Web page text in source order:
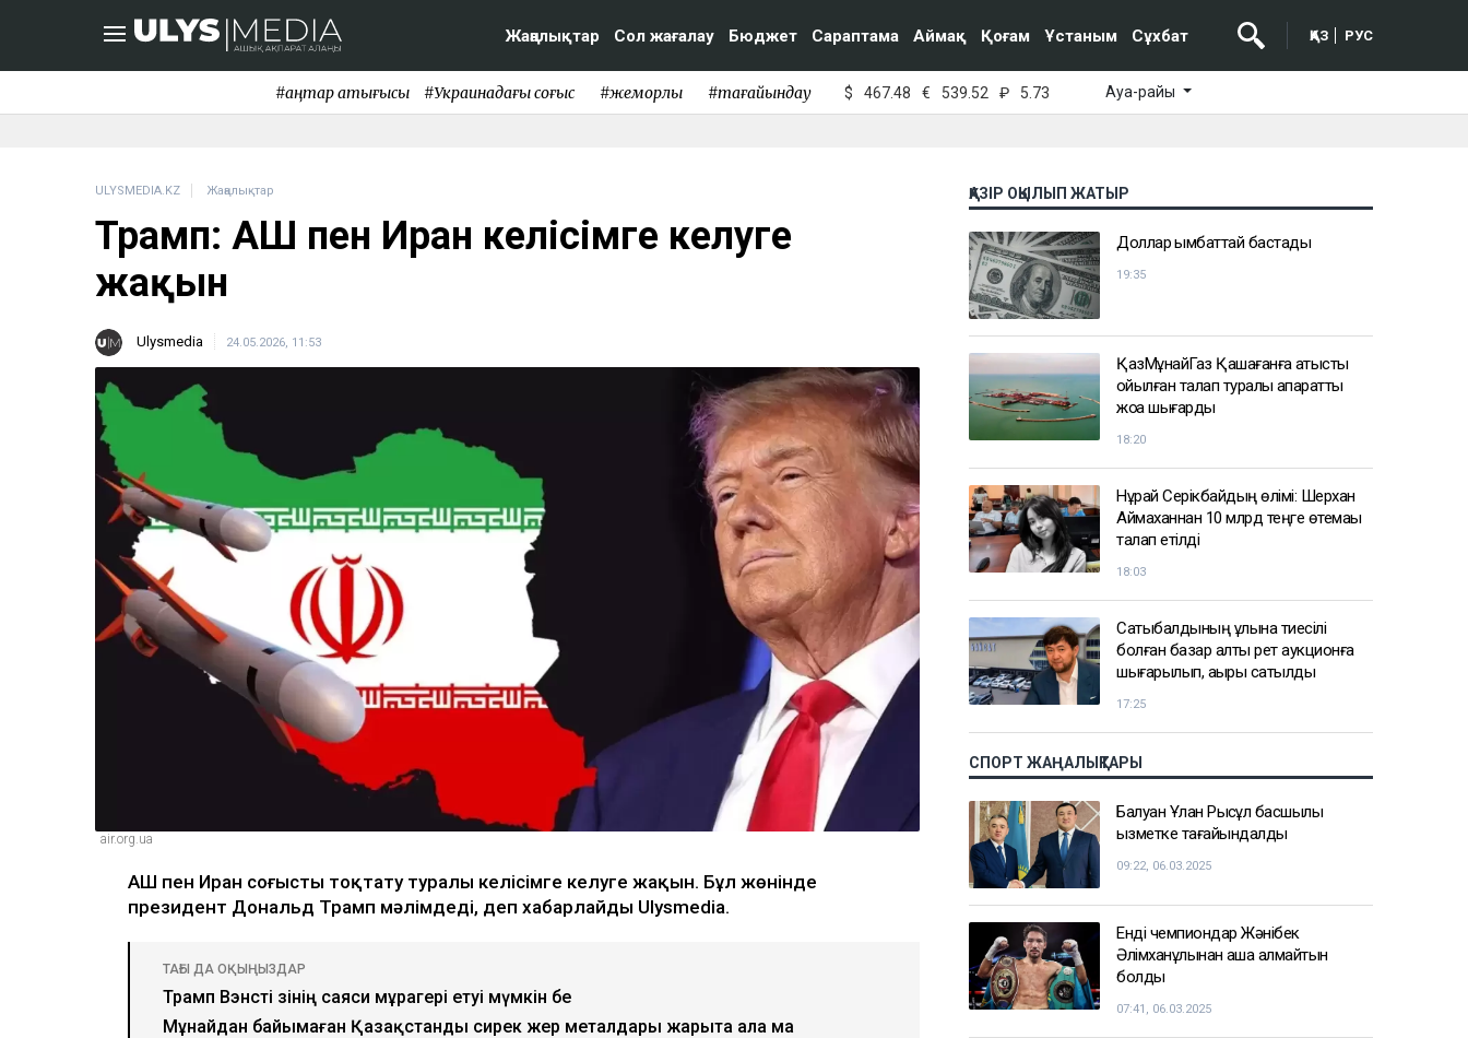
Жаңалықтар Сол жағалау Бюджет Сараптама Аймақ Қоғам Ұстаным Сұхбат ҚАЗ РУС
#қаңтар қақтығысы #Украинадағы соғыс #жемқорлық #тағайындау $ 467.48 € 539.52 ₽ 5.73 Ауа-райы
ULYSMEDIA.KZ Жаңалықтар
Трамп: АҚШ пен Иран келісімге келуге
жақын
Ulysmedia 24.05.2026, 11:53
air.org.ua
АҚШ пен Иран соғысты тоқтату туралы келісімге келуге жақын. Бұл жөнінде
президент Дональд Трамп мәлімдеді, деп хабарлайды Ulysmedia.
ТАҒЫ ДА ОҚЫҢЫЗДАР
Трамп Вэнсті өзінің саяси мұрагері етуі мүмкін бе
Мұнайдан байымаған Қазақстанды сирек жер металдары жарыта ала ма
ҚАЗІР ОҚЫЛЫП ЖАТЫР
Доллар қымбаттай бастады
19:35
ҚазМұнайГаз Қашағанға қатысты
қойылған талап туралы ақпаратты
жоққа шығарды
18:20
Нұрай Серікбайдың өлімі: Шерхан
Аймаханнан 10 млрд теңге өтемақы
талап етілді
18:03
Сатыбалдының ұлына тиесілі
болған базар алты рет аукционға
шығарылып, ақыры сатылды
17:25
СПОРТ ЖАҢАЛЫҚТАРЫ
Балуан Ұлан Рысқұл басшылық
қызметке тағайындалды
09:22, 06.03.2025
Енді чемпиондар Жәнібек
Әлімханұлынан қаша алмайтын
болды
07:41, 06.03.2025